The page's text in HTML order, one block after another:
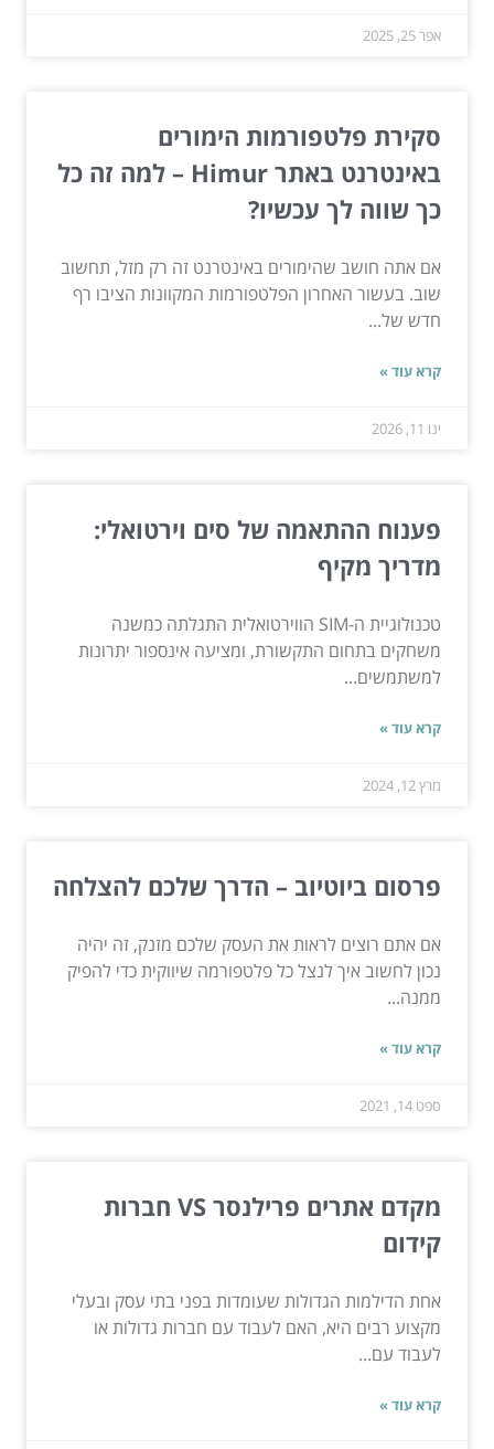
אפר 25, 2025
סקירת פלטפורמות הימורים
באינטרנט באתר Himur – למה זה כל
כך שווה לך עכשיו?
אם אתה חושב שהימורים באינטרנט זה רק מזל, תחשוב
שוב. בעשור האחרון הפלטפורמות המקוונות הציבו רף
חדש של...
קרא עוד »
ינו 11, 2026
פענוח ההתאמה של סים וירטואלי:
מדריך מקיף
טכנולוגיית ה-SIM הווירטואלית התגלתה כמשנה
משחקים בתחום התקשורת, ומציעה אינספור יתרונות
למשתמשים...
קרא עוד »
מרץ 12, 2024
פרסום ביוטיוב – הדרך שלכם להצלחה
אם אתם רוצים לראות את העסק שלכם מזנק, זה יהיה
נכון לחשוב איך לנצל כל פלטפורמה שיווקית כדי להפיק
ממנה...
קרא עוד »
ספט 14, 2021
מקדם אתרים פרילנסר VS חברות
קידום
אחת הדילמות הגדולות שעומדות בפני בתי עסק ובעלי
מקצוע רבים היא, האם לעבוד עם חברות גדולות או
לעבוד עם...
קרא עוד »